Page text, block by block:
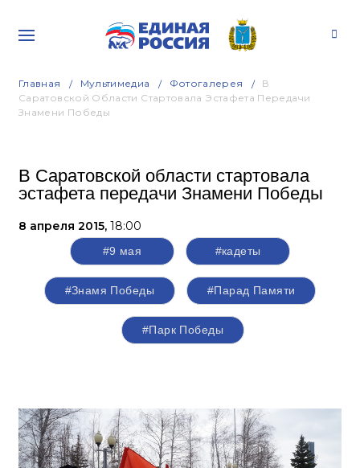
Главная Мультимедиа Фотогалерея
В
Саратовской Области Стартовала Эстафета Передачи
Знамени Победы
В Саратовской области стартовала
эстафета передачи Знамени Победы
8 апреля 2015, 18:00
#9 мая #кадеты
#Знамя Победы #Парад Памяти
#Парк Победы